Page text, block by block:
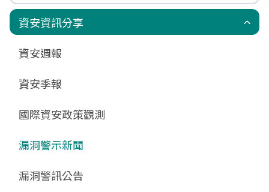
政府組態基準(GCB)
更新消息
GCB說明文件
GCB部署資源
GCB終止支援
資通安全弱點通報機制(VANS)
申請作業表單
數位影片教材
FAQ
端點偵測及應變機制(EDR)
相關文件與表單
零信任架構(ZTA)
相關文件與表單
驗證進度
國家資安聯防監控中心(N-SOC)
國家資安通報應變中心(N-CERT)
資安資訊分享
資安週報
資安季報
國際資安政策觀測
漏洞警示新聞
漏洞警訊公告